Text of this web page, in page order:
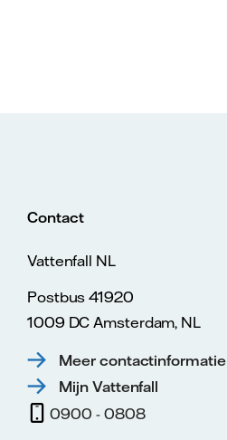
Contact
Vattenfall NL
Postbus 41920
1009 DC Amsterdam, NL
Meer contactinformatie
Mijn Vattenfall
0900 - 0808